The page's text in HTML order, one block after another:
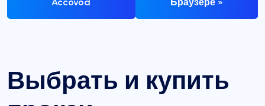
Выбрать и купить